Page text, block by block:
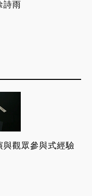
詩雨
與觀眾參與式經驗